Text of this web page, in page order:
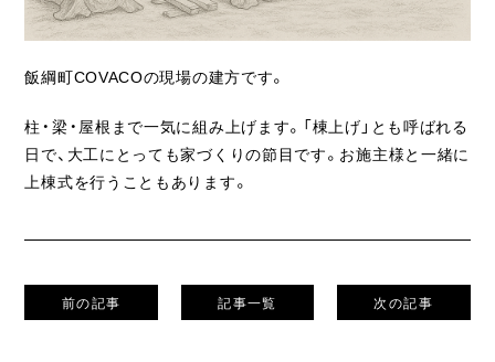
採用情報
飯綱町COVACOの現場の建方です。
柱・梁・屋根まで一気に組み上げます。「棟上げ」とも呼ばれる
日で、大工にとっても家づくりの節目です。お施主様と一緒に
上棟式を行うこともあります。
前の記事 記事一覧 次の記事